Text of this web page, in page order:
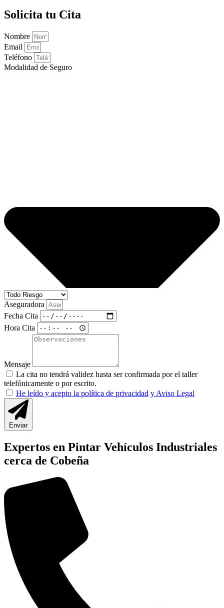
Solicita tu Cita
Nombre
Email
Teléfono
Modalidad de Seguro
Aseguradora
Fecha Cita
Hora Cita
Mensaje
La cita no tendrá validez hasta ser confirmada por el taller
telefónicamente o por escrito.
He leído y acepto la política de privacidad y Aviso Legal
Enviar
Expertos en Pintar Vehículos Industriales
cerca de Cobeña